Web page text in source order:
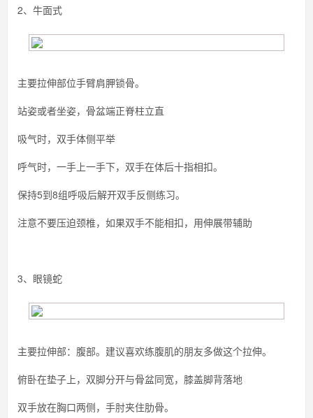
2、牛面式
主要拉伸部位手臂肩胛锁骨。
站姿或者坐姿，骨盆端正脊柱立直
吸气时，双手体侧平举
呼气时，一手上一手下，双手在体后十指相扣。
保持5到8组呼吸后解开双手反侧练习。
注意不要压迫颈椎，如果双手不能相扣，用伸展带辅助
3、眼镜蛇
主要拉伸部：腹部。建议喜欢练腹肌的朋友多做这个拉伸。
俯卧在垫子上，双脚分开与骨盆同宽，膝盖脚背落地
双手放在胸口两侧，手肘夹住肋骨。